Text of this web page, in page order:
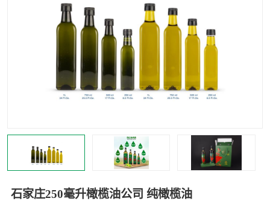
石家庄250毫升橄榄油公司 纯橄榄油